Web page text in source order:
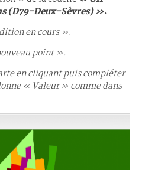
(D79-Deux-Sèvres) ».
en cours ».
point ».
en cliquant puis compléter
« Valeur » comme dans